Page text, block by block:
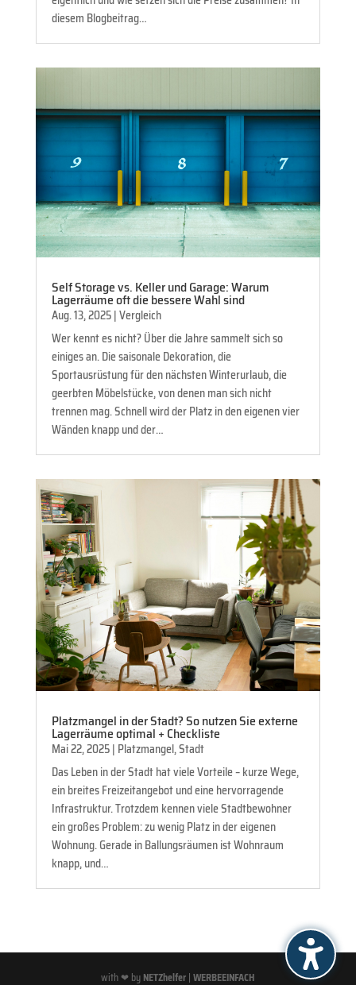
diesem Blogbeitrag…
Self Storage vs. Keller und Garage: Warum
Lagerräume oft die bessere Wahl sind
Aug. 13, 2025|Vergleich
Wer kennt es nicht? Über die Jahre sammelt sich so
einiges an. Die saisonale Dekoration, die
Sportausrüstung für den nächsten Winterurlaub, die
geerbten Möbelstücke, von denen man sich nicht
trennen mag. Schnell wird der Platz in den eigenen vier
Wänden knapp und der…
Platzmangel in der Stadt? So nutzen Sie externe
Lagerräume optimal + Checkliste
Mai 22, 2025| Platzmangel,Stadt
Das Leben in der Stadt hat viele Vorteile – kurze Wege,
ein breites Freizeitangebot und eine hervorragende
Infrastruktur. Trotzdem kennen viele Stadtbewohner
ein großes Problem: zu wenig Platz in der eigenen
Wohnung. Gerade in Ballungsräumen ist Wohnraum
knapp, und…
with ❤ by NETZhelfer |WERBEEINFACH